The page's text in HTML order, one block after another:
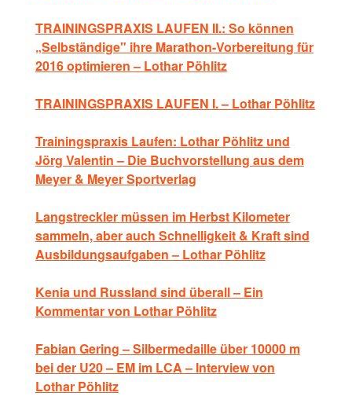
TRAININGSPRAXIS LAUFEN II.: So können
„Selbständige" ihre Marathon-Vorbereitung für
2016 optimieren – Lothar Pöhlitz
TRAININGSPRAXIS LAUFEN I. – Lothar Pöhlitz
Trainingspraxis Laufen: Lothar Pöhlitz und
Jörg Valentin – Die Buchvorstellung aus dem
Meyer & Meyer Sportverlag
Langstreckler müssen im Herbst Kilometer
sammeln, aber auch Schnelligkeit & Kraft sind
Ausbildungsaufgaben – Lothar Pöhlitz
Kenia und Russland sind überall – Ein
Kommentar von Lothar Pöhlitz
Fabian Gering – Silbermedaille über 10000 m
bei der U20 – EM im LCA – Interview von
Lothar Pöhlitz